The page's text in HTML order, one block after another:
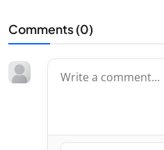
Comments (0)